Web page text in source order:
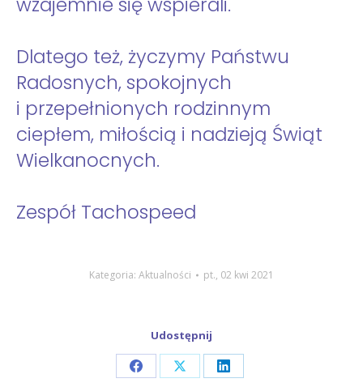
Dlatego też, życzymy Państwu
Radosnych, spokojnych
i przepełnionych rodzinnym
ciepłem, miłością i nadzieją Świąt
Wielkanocnych.
Zespół Tachospeed
Kategoria: Aktualności pt., 02 kwi 2021
Udostępnij
Share Share Share